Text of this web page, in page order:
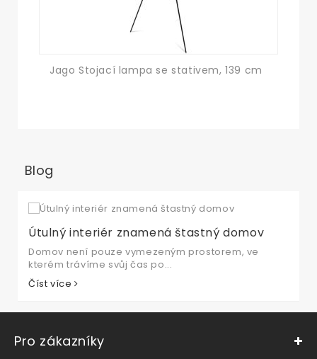
Jago Stojací lampa se stativem, 139 cm
Blog
Útulný interiér znamená štastný domov
Domov není pouze vymezeným prostorem, ve
kterém trávíme svůj čas po...
Číst více
Pro zákazníky